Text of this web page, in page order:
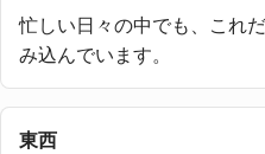
忙しい日々の中でも、これ
み込んでいます。
東西